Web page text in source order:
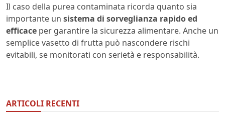
Il caso della purea contaminata ricorda quanto sia
importante un sistema di sorveglianza rapido ed
efficace per garantire la sicurezza alimentare. Anche un
semplice vasetto di frutta può nascondere rischi
evitabili, se monitorati con serietà e responsabilità.
ARTICOLI RECENTI